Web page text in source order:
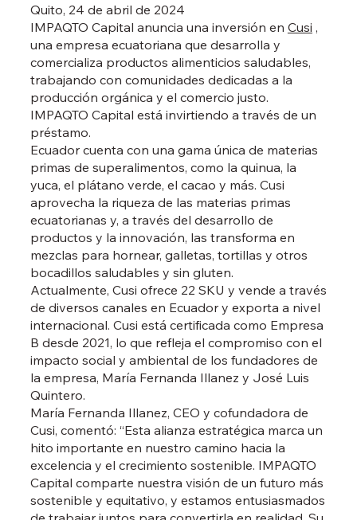
Quito, 24 de abril de 2024
IMPAQTO Capital anuncia una inversión en Cusi ,
una empresa ecuatoriana que desarrolla y
comercializa productos alimenticios saludables,
trabajando con comunidades dedicadas a la
producción orgánica y el comercio justo.
IMPAQTO Capital está invirtiendo a través de un
préstamo.
Ecuador cuenta con una gama única de materias
primas de superalimentos, como la quinua, la
yuca, el plátano verde, el cacao y más. Cusi
aprovecha la riqueza de las materias primas
ecuatorianas y, a través del desarrollo de
productos y la innovación, las transforma en
mezclas para hornear, galletas, tortillas y otros
bocadillos saludables y sin gluten.
Actualmente, Cusi ofrece 22 SKU y vende a través
de diversos canales en Ecuador y exporta a nivel
internacional. Cusi está certificada como Empresa
B desde 2021, lo que refleja el compromiso con el
impacto social y ambiental de los fundadores de
la empresa, María Fernanda Illanez y José Luis
Quintero.
María Fernanda Illanez, CEO y cofundadora de
Cusi, comentó: “Esta alianza estratégica marca un
hito importante en nuestro camino hacia la
excelencia y el crecimiento sostenible. IMPAQTO
Capital comparte nuestra visión de un futuro más
sostenible y equitativo, y estamos entusiasmados